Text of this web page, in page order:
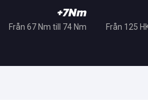
+7Nm
Från 67 Nm till 74 Nm Från 125